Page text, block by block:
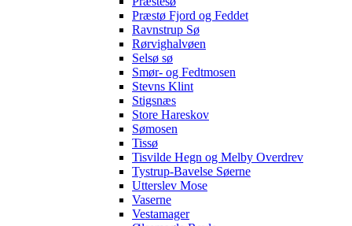
Præstø Fjord og Feddet
Ravnstrup Sø
Rørvighalvøen
Selsø sø
Smør- og Fedtmosen
Stevns Klint
Stigsnæs
Store Hareskov
Sømosen
Tissø
Tisvilde Hegn og Melby Overdrev
Tystrup-Bavelse Søerne
Utterslev Mose
Vaserne
Vestamager